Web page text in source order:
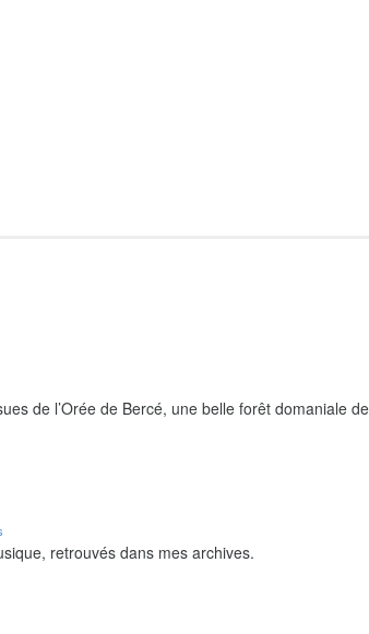
de l’Orée de Bercé, une belle forêt domaniale
retrouvés dans mes archives.